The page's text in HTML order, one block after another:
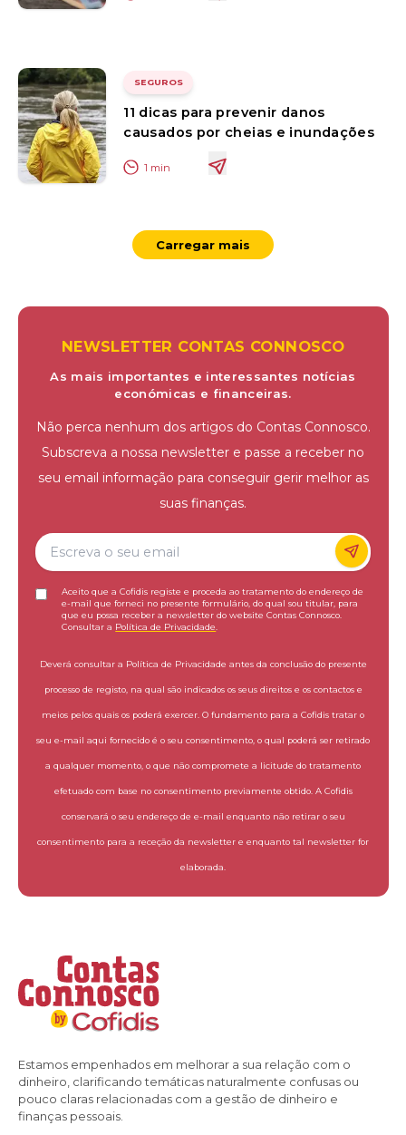
SEGUROS
11 dicas para prevenir danos
causados por cheias e inundações
1 min
Carregar mais
NEWSLETTER CONTAS CONNOSCO
As mais importantes e interessantes notícias
económicas e financeiras.
Não perca nenhum dos artigos do Contas Connosco.
Subscreva a nossa newsletter e passe a receber no
seu email informação para conseguir gerir melhor as
suas finanças.
Aceito que a Cofidis registe e proceda ao tratamento do endereço de
e-mail que forneci no presente formulário, do qual sou titular, para
que eu possa receber a newsletter do website Contas Connosco.
Consultar a Política de Privacidade
Deverá consultar a Política de Privacidade antes da conclusão do presente
processo de registo, na qual são indicados os seus direitos e os contactos e
meios pelos quais os poderá exercer. O fundamento para a Cofidis tratar o
seu e-mail aqui fornecido é o seu consentimento, o qual poderá ser retirado
a qualquer momento, o que não compromete a licitude do tratamento
efetuado com base no consentimento previamente obtido. A Cofidis
conservará o seu endereço de e-mail enquanto não retirar o seu
consentimento para a receção da newsletter e enquanto tal newsletter for
elaborada.
Estamos empenhados em melhorar a sua relação com o
dinheiro, clarificando temáticas naturalmente confusas ou
pouco claras relacionadas com a gestão de dinheiro e
finanças pessoais.